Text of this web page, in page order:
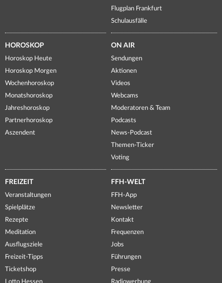
Flugplan Frankfurt
Schulausfälle
HOROSKOP
Horoskop Heute
Horoskop Morgen
Wochenhoroskop
Monatshoroskop
Jahreshoroskop
Partnerhoroskop
Aszendent
ON AIR
Sendungen
Aktionen
Videos
Webcams
Moderatoren & Team
Podcasts
News-Podcast
Themen-Ticker
Voting
FREIZEIT
Veranstaltungen
Spielplätze
Rezepte
Meditation
Ausflugsziele
Freizeit-Tipps
Ticketshop
Lotto Hessen
FFH-WELT
FFH-App
Newsletter
Kontakt
Frequenzen
Jobs
Führungen
Presse
Radiowerbung